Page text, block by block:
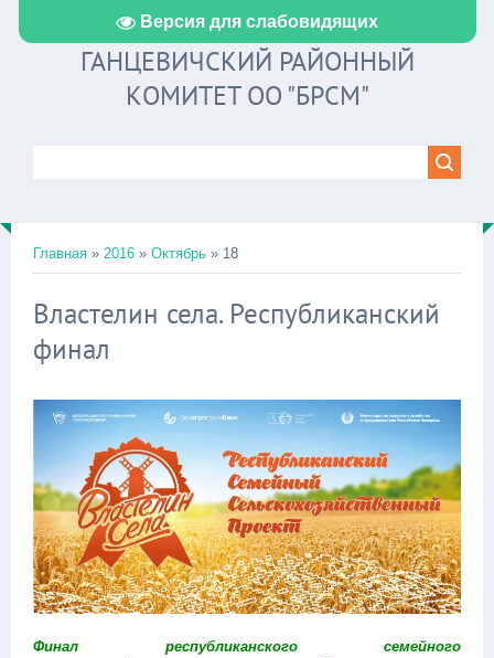
Версия для слабовидящих
ГАНЦЕВИЧСКИЙ РАЙОННЫЙ
КОМИТЕТ ОО "БРСМ"
Главная » 2016 » Октябрь » 18
Властелин села. Республиканский
финал
Финал республиканского семейного